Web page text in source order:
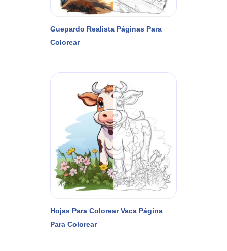
Guepardo Realista Páginas Para
Colorear
Hojas Para Colorear Vaca Página
Para Colorear